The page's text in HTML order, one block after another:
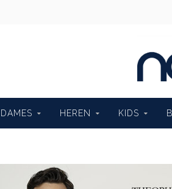
DAMES HEREN KIDS